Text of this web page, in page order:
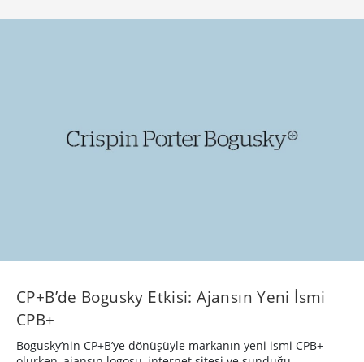
CP+B’de Bogusky Etkisi: Ajansın Yeni İsmi
CPB+
Bogusky’nin CP+B’ye dönüşüyle markanın yeni ismi CPB+